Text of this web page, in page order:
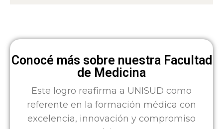
Conocé más sobre nuestra Facultad
de Medicina
Este logro reafirma a UNISUD como
referente en la formación médica con
excelencia, innovación y compromiso